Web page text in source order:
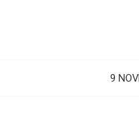
9